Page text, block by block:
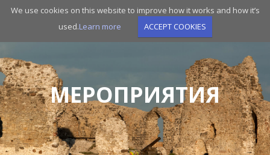
We use cookies on this website to improve how it works and how it’s
used.Learn more ACCEPT COOKIES
Skip
МЕРОПРИЯТИЯ